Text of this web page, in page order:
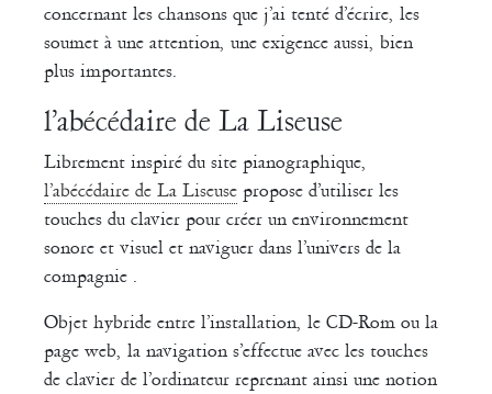
concernant les chansons que j’ai tenté d’écrire, les
soumet à une attention, une exigence aussi, bien
plus importantes.
l’abécédaire de La Liseuse
Librement inspiré du site pianographique,
l’abécédaire de La Liseuse propose d’utiliser les
touches du clavier pour créer un environnement
sonore et visuel et naviguer dans l’univers de la
compagnie .
Objet hybride entre l’installation, le CD-Rom ou la
page web, la navigation s’effectue avec les touches
de clavier de l’ordinateur reprenant ainsi une notion